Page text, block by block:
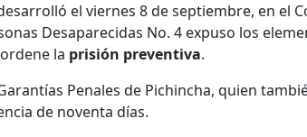
el viernes 8 de septiembre, en el
Desaparecidas No. 4 expuso los
la prisión preventiva.
Penales de Pichincha, quien
de noventa días.